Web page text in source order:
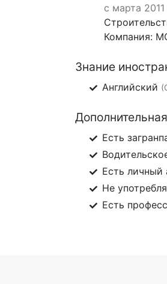
с марта
Компания:
Знание
Английский
Есть
Есть личный
Не
Есть